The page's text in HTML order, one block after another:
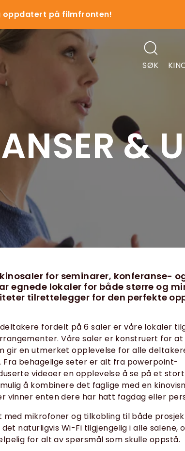
oppdatert på filmfronten!
SØK
&
for seminarer, konferanse-
egnede lokaler for både større og
tilrettelegger for den perfekte
fordelt på 6 saler er våre lokaler
Våre saler er konstruert for at
gir en utmerket opplevelse for alle
behagelige seter er alt fra powerpoint-
videoer en opplevelse å se på et
å kombinere det faglige med en
vinner enten dere har hatt fagdag eller
mikrofoner og tilkobling til både
naturligvis Wi-Fi tilgjengelig i alle salene,
for alt av spørsmål som skulle oppstå.